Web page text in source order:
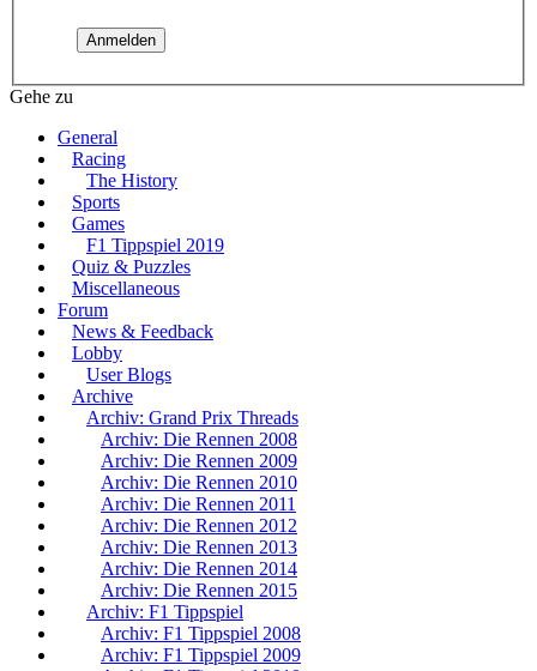
Gehe zu
General
Racing
The History
Sports
Games
F1 Tippspiel 2019
Quiz & Puzzles
Miscellaneous
Forum
News & Feedback
Lobby
User Blogs
Archive
Archiv: Grand Prix Threads
Archiv: Die Rennen 2008
Archiv: Die Rennen 2009
Archiv: Die Rennen 2010
Archiv: Die Rennen 2011
Archiv: Die Rennen 2012
Archiv: Die Rennen 2013
Archiv: Die Rennen 2014
Archiv: Die Rennen 2015
Archiv: F1 Tippspiel
Archiv: F1 Tippspiel 2008
Archiv: F1 Tippspiel 2009